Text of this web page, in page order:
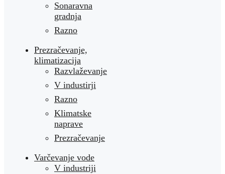
Sonaravna
gradnja
Razno
Prezračevanje,
klimatizacija
Razvlaževanje
V industirji
Razno
Klimatske
naprave
Prezračevanje
Varčevanje vode
V industriji